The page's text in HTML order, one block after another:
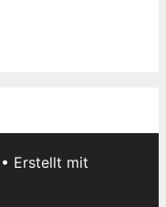
• Erstellt mit